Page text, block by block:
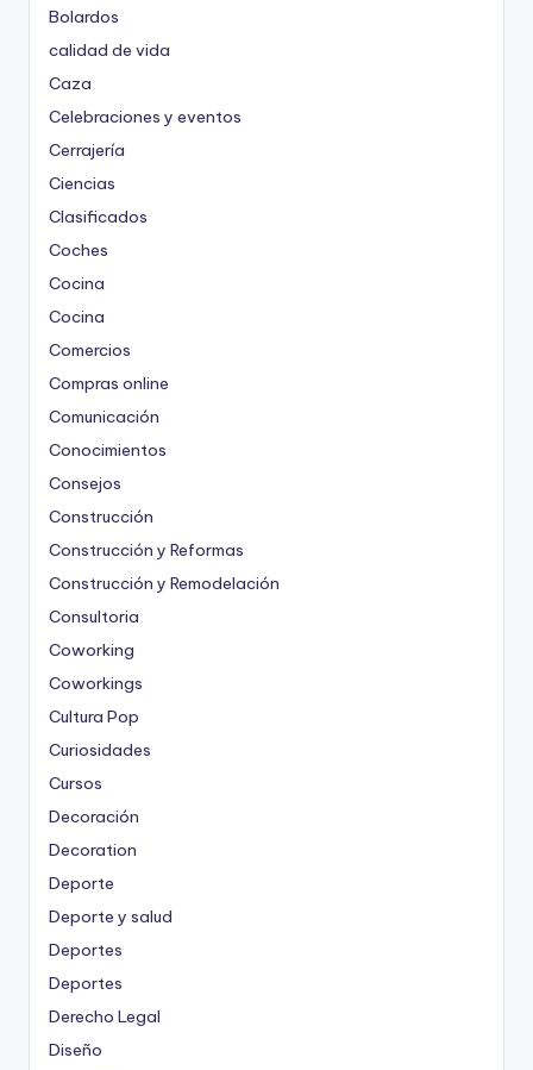
Bolardos
calidad de vida
Caza
Celebraciones y eventos
Cerrajería
Ciencias
Clasificados
Coches
Cocina
Cocina
Comercios
Compras online
Comunicación
Conocimientos
Consejos
Construcción
Construcción y Reformas
Construcción y Remodelación
Consultoria
Coworking
Coworkings
Cultura Pop
Curiosidades
Cursos
Decoración
Decoration
Deporte
Deporte y salud
Deportes
Deportes
Derecho Legal
Diseño